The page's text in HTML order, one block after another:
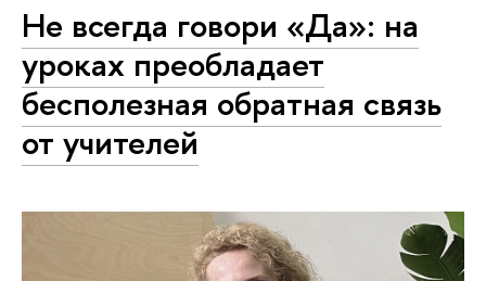
Не всегда говори «Да»: на
уроках преобладает
бесполезная обратная связь
от учителей